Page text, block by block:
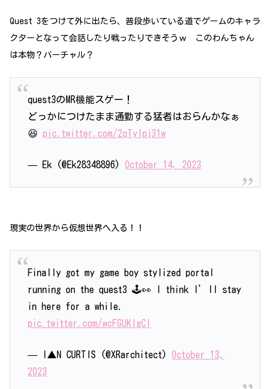
Quest 3をつけて外に出たら、普段歩いている道でゲームのキャラ
クターとなって会話したり戦ったりできそうｗ このわんちゃん
は本物？バーチャル？
quest3のMR機能スゲー！
どっかにつけたまま通勤する猛者はおらんかなぁ
😆 pic.twitter.com/2qTylpj31w
— Ek (@Ek28348896) October 14, 2023
現実の世界から仮想世界へ入る！！
Finally got my game boy stylized portal
running on the quest3 🕹️👀 I think I’ll stay
in here for a while.
pic.twitter.com/wcFGUKIgCI
— I▲N CURTIS (@XRarchitect) October 13,
2023